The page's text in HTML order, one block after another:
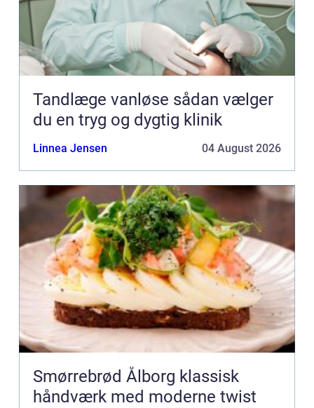
Tandlæge vanløse sådan vælger
du en tryg og dygtig klinik
Linnea Jensen 04 August 2026
Smørrebrød Ålborg klassisk
håndværk med moderne twist